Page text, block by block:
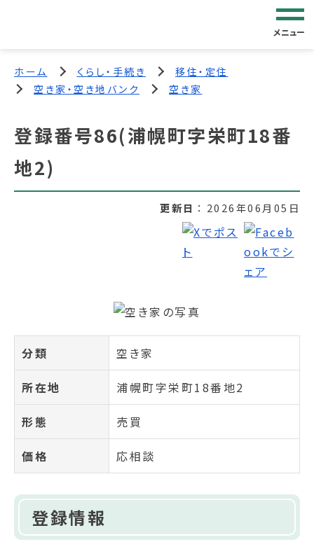
メニュー
ホーム くらし・手続き
移住・定住
空き家・空き地バンク
空き家
登録番号86(浦幌町字栄町18番
地2)
更新日 2026年06月05日
分類 空き家
所在地 浦幌町字栄町18番地2
形態 売買
価格 応相談
登録情報